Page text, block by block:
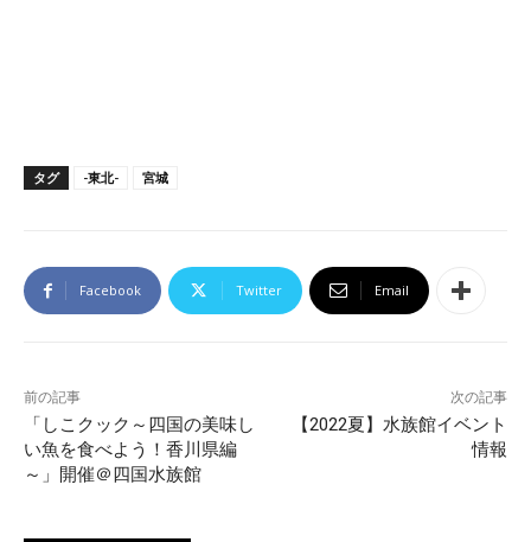
タグ -東北- 宮城
Facebook Twitter Email
前の記事
「しこクック～四国の美味し
い魚を食べよう！香川県編
～」開催＠四国水族館
次の記事
【2022夏】水族館イベント
情報